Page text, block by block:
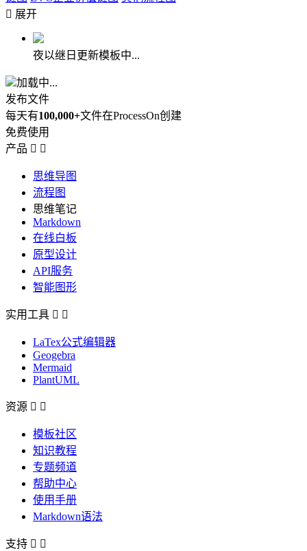
 展开
夜以继日更新模板中...
加载中...
发布文件
每天有100,000+文件在ProcessOn创建
免费使用
产品  
思维导图
流程图
思维笔记
Markdown
在线白板
原型设计
API服务
智能图形
实用工具  
LaTex公式编辑器
Geogebra
Mermaid
PlantUML
资源  
模板社区
知识教程
专题频道
帮助中心
使用手册
Markdown语法
支持  